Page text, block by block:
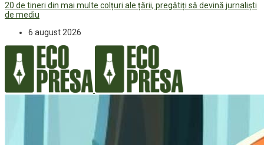
20 de tineri din mai multe colțuri ale țării, pregătiți să devină jurnaliști
de mediu
6 august 2026